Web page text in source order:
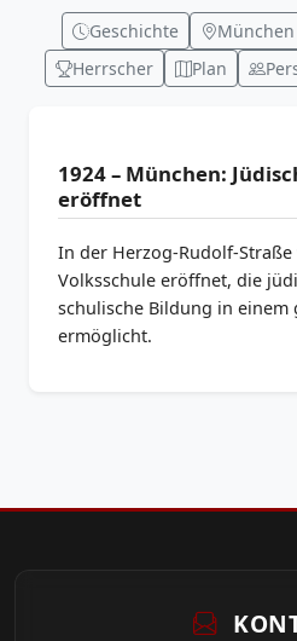
Geschichte München
Herrscher
Plan
1924 – München:
eröffnet
In der Herzog-Rudolf-
Volksschule eröffnet, die
schulische Bildung in einem
ermöglicht.